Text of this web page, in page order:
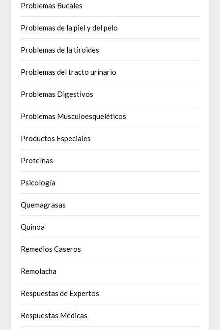
Problemas Bucales
Problemas de la piel y del pelo
Problemas de la tiroides
Problemas del tracto urinario
Problemas Digestivos
Problemas Musculoesqueléticos
Productos Especiales
Proteínas
Psicología
Quemagrasas
Quinoa
Remedios Caseros
Remolacha
Respuestas de Expertos
Respuestas Médicas